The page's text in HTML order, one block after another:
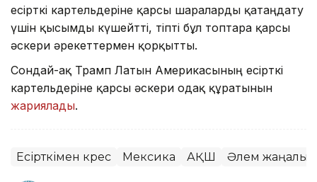
есірткі картельдеріне қарсы шараларды қатаңдату
үшін қысымды күшейтті, тіпті бұл топтарға қарсы
әскери әрекеттермен қорқытты.
Сондай-ақ Трамп Латын Америкасының есірткі
картельдеріне қарсы әскери одақ құратынын
жариялады.
Есірткімен күрес Мексика АҚШ Әлем